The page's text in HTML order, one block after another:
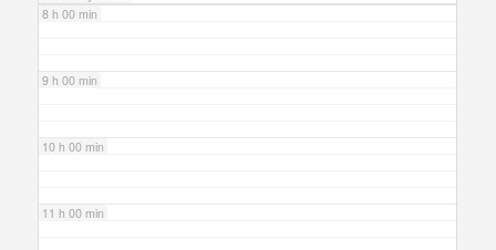
8 h 00 min
9 h 00 min
10 h 00 min
11 h 00 min